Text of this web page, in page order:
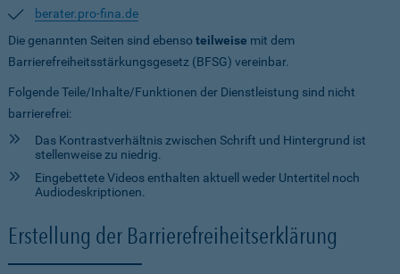
berater.pro-fina.de
Die genannten Seiten sind ebensoteilweise mit dem
Barrierefreiheitsstärkungsgesetz (BFSG) vereinbar.
Folgende Teile/Inhalte/Funktionen der Dienstleistung sind nicht
barrierefrei:
Das Kontrastverhältnis zwischen Schrift und Hintergrund ist
stellenweise zu niedrig.
Eingebettete Videos enthalten aktuell weder Untertitel noch
Audiodeskriptionen.
Erstellung der Barrierefreiheitserklärung